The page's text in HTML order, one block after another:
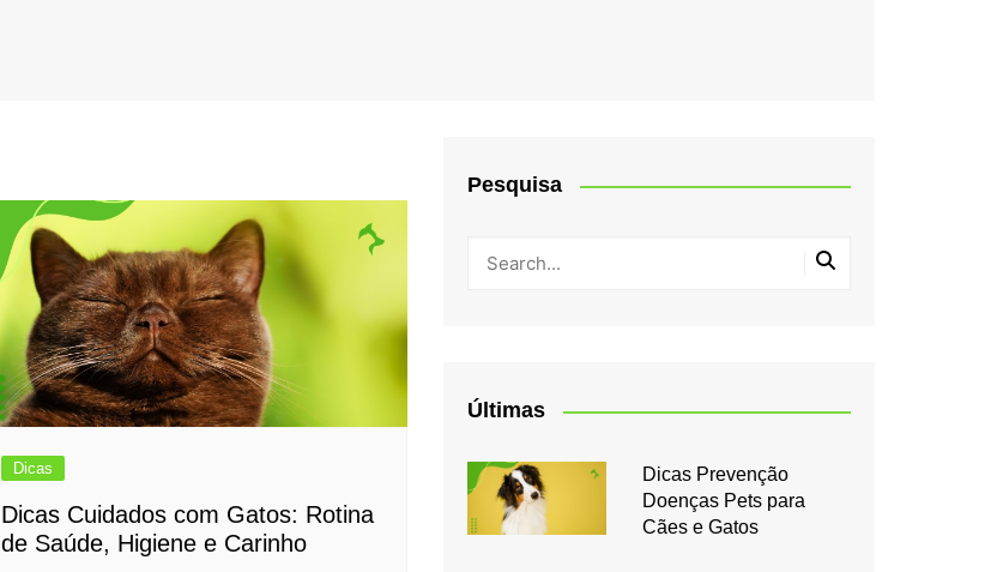
Dicas
Dicas Cuidados com Gatos: Rotina
de Saúde, Higiene e Carinho
Pesquisa
Últimas
Dicas Prevenção
Doenças Pets para
Cães e Gatos